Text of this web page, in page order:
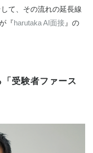
て、その流れの延長線
『harutaka AI面接 』の
受験者ファース